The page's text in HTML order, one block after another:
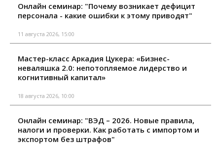
Онлайн семинар: "Почему возникает дефицит
персонала - какие ошибки к этому приводят"
11 августа 2026, 15:00
Мастер-класс Аркадия Цукера: «Бизнес-
неваляшка 2.0: непотопляемое лидерство и
когнитивный капитал»
18 августа 2026, 10:00
Онлайн семинар: "ВЭД – 2026. Новые правила,
налоги и проверки. Как работать с импортом и
экспортом без штрафов"